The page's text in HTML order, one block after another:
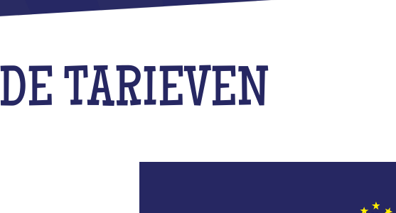
DE TARIEVEN